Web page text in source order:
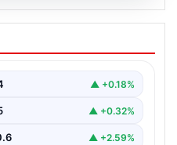
İkinci ve
Belirlendi
gelişmeler yaşandı.…▲ +0.18%
▲ +0.32%
▲ +2.59%